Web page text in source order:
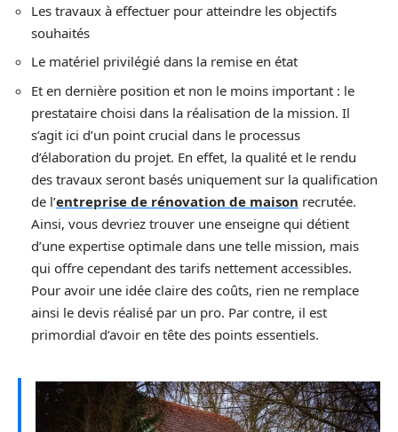
Les travaux à effectuer pour atteindre les objectifs
souhaités
Le matériel privilégié dans la remise en état
Et en dernière position et non le moins important : le
prestataire choisi dans la réalisation de la mission. Il
s’agit ici d’un point crucial dans le processus
d’élaboration du projet. En effet, la qualité et le rendu
des travaux seront basés uniquement sur la qualification
de l’entreprise de rénovation de maison recrutée.
Ainsi, vous devriez trouver une enseigne qui détient
d’une expertise optimale dans une telle mission, mais
qui offre cependant des tarifs nettement accessibles.
Pour avoir une idée claire des coûts, rien ne remplace
ainsi le devis réalisé par un pro. Par contre, il est
primordial d’avoir en tête des points essentiels.